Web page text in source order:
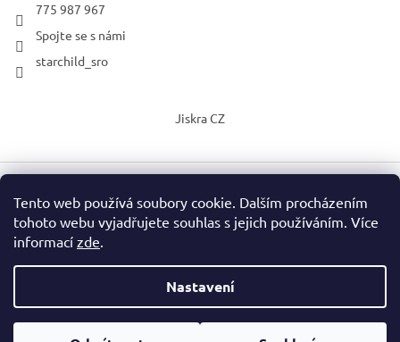
Tento web používá soubory cookie. Dalším procházením
tohoto webu vyjadřujete souhlas s jejich používáním. Více
informací zde.
Nastavení
Vážení zákazníci, o prázdninách mohou být dodací lhůty delší, než
775 987 967
Spojte se s námi
starchild_sro
Jiskra CZ
Vytvořil Shoptet
Upravit nastavení cookies
Podle zákona o evidenci tržeb je prodávající povinen vystavit